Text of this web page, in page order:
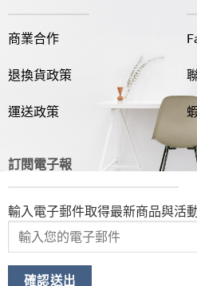
商業合作
退換貨政策
運送政策
訂閱電子報
輸入電子郵件取得最新商品與活